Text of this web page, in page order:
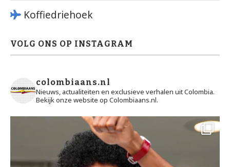
Koffiedriehoek
VOLG ONS OP INSTAGRAM
colombiaans.nl
Nieuws, actualiteiten en exclusieve verhalen uit Colombia.
Bekijk onze website op Colombiaans.nl.